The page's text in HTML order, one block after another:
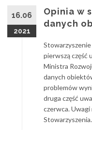
16.06
2021
Opinia w
danych
pierwszą część
Ministra
danych
problemów
druga część
czerwca. Uwagi
Stowarzyszenia.